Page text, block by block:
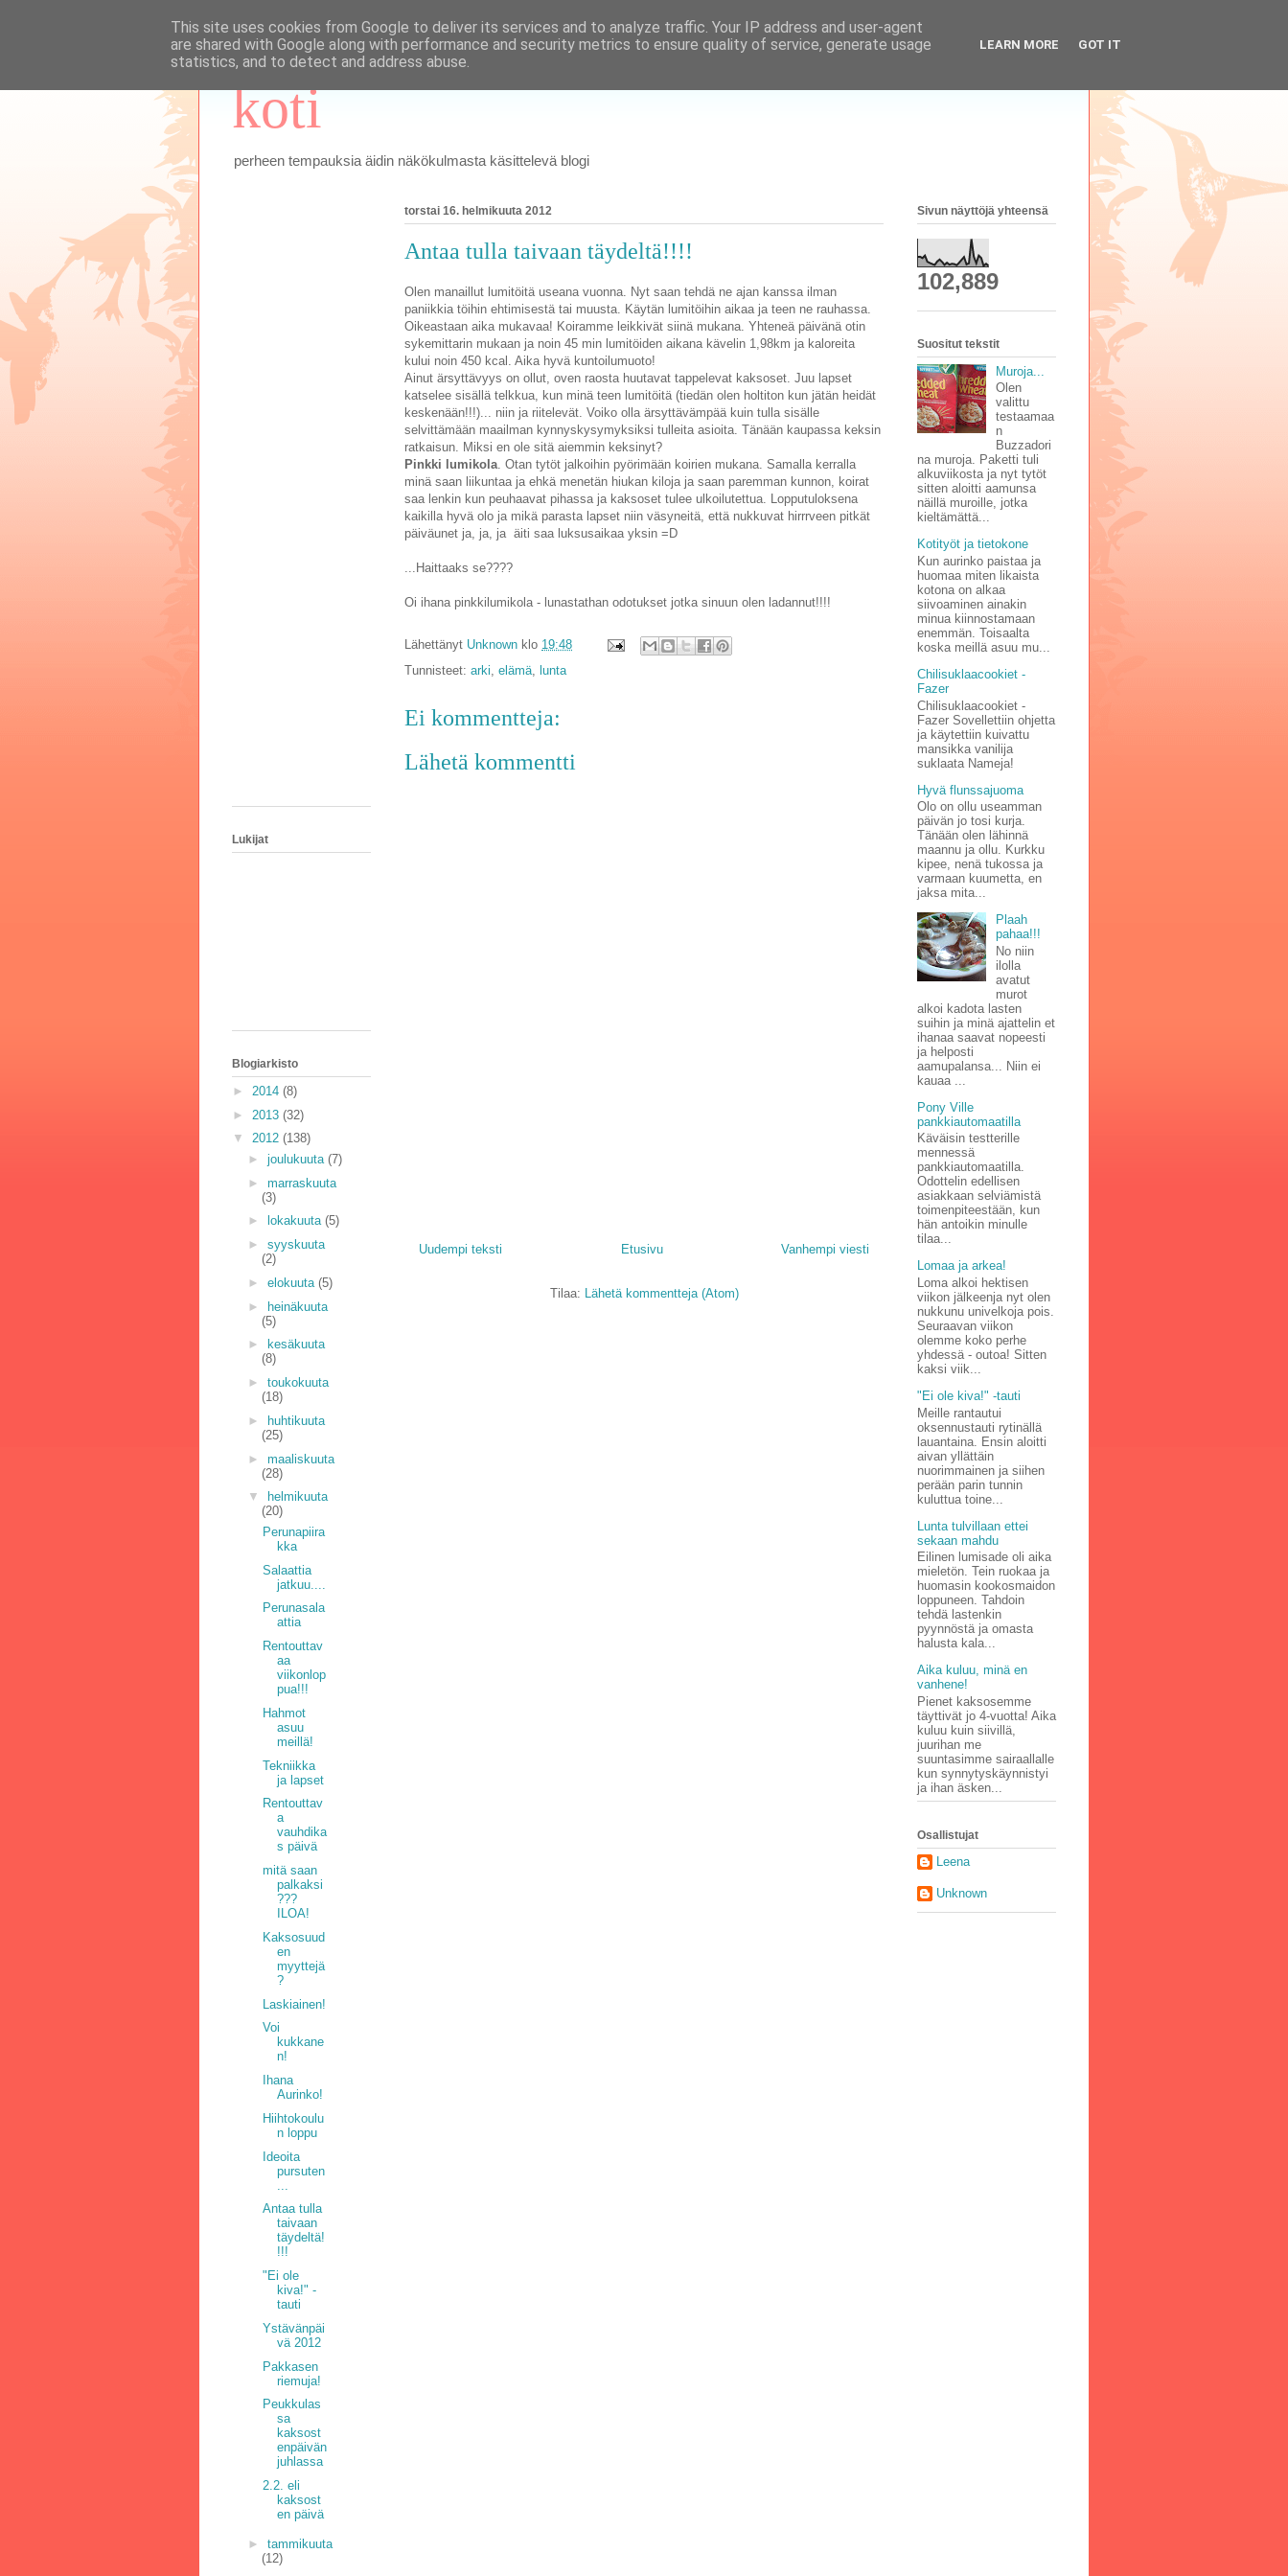
koti
perheen tempauksia äidin näkökulmasta käsittelevä blogi
torstai 16. helmikuuta 2012
Antaa tulla taivaan täydeltä!!!!
Olen manaillut lumitöitä useana vuonna. Nyt saan tehdä ne ajan kanssa ilman
paniikkia töihin ehtimisestä tai muusta. Käytän lumitöihin aikaa ja teen ne rauhassa.
Oikeastaan aika mukavaa! Koiramme leikkivät siinä mukana. Yhteneä päivänä otin
sykemittarin mukaan ja noin 45 min lumitöiden aikana kävelin 1,98km ja kaloreita
kului noin 450 kcal. Aika hyvä kuntoilumuoto!
Ainut ärsyttävyys on ollut, oven raosta huutavat tappelevat kaksoset. Juu lapset
katselee sisällä telkkua, kun minä teen lumitöitä (tiedän olen holtiton kun jätän heidät
keskenään!!!)... niin ja riitelevät. Voiko olla ärsyttävämpää kuin tulla sisälle
selvittämään maailman kynnyskysymyksiksi tulleita asioita. Tänään kaupassa keksin
ratkaisun. Miksi en ole sitä aiemmin keksinyt?
Pinkki lumikola . Otan tytöt jalkoihin pyörimään koirien mukana. Samalla kerralla
minä saan liikuntaa ja ehkä menetän hiukan kiloja ja saan paremman kunnon, koirat
saa lenkin kun peuhaavat pihassa ja kaksoset tulee ulkoilutettua. Lopputuloksena
kaikilla hyvä olo ja mikä parasta lapset niin väsyneitä, että nukkuvat hirrrveen pitkät
päiväunet ja, ja, ja äiti saa luksusaikaa yksin =D
...Haittaaks se????
Oi ihana pinkkilumikola - lunastathan odotukset jotka sinuun olen ladannut!!!!
Lähettänyt Unknown klo 19:48
Tunnisteet: arki elämä lunta
Ei kommentteja:
Lähetä kommentti
Uudempi teksti Vanhempi viesti
Etusivu
Tilaa: Lähetä kommentteja (Atom)
Lukijat
Blogiarkisto
► 2014 (8)
► 2013 (32)
▼ 2012 (138)
► joulukuuta (7)
► marraskuuta
(3)
►
lokakuuta (5)
► syyskuuta
(2)
► elokuuta (5)
► heinäkuuta
(5)
►
kesäkuuta
(8)
► toukokuuta
(18)
►
huhtikuuta
(25)
► maaliskuuta
(28)
▼
helmikuuta
(20)
Perunapiira
kka
Salaattia
jatkuu....
Perunasala
attia
Rentouttav
aa
viikonlop
pua!!!
Hahmot
asuu
meillä!
Tekniikka
ja lapset
Rentouttav
a
vauhdika
s päivä
mitä saan
palkaksi
???
ILOA!
Kaksosuud
en
myyttejä
?
Laskiainen!
Voi
kukkane
n!
Ihana
Aurinko!
Hiihtokoulu
n loppu
Ideoita
pursuten
Antaa tulla
taivaan
täydeltä!
!!!
"Ei ole
kiva!" -
tauti
Ystävänpäi
vä 2012
Pakkasen
riemuja!
Peukkulas
sa
kaksost
enpäivän
juhlassa
2.2. eli
kaksost
en päivä
► tammikuuta
(12)
Sivun näyttöjä yhteensä
102,889
Suositut tekstit
Muroja...
Olen
valittu
testaamaa
n
Buzzadori
na muroja. Paketti tuli
alkuviikosta ja nyt tytöt
sitten aloitti aamunsa
näillä muroille, jotka
kieltämättä...
Kotityöt ja tietokone
Kun aurinko paistaa ja
huomaa miten likaista
kotona on alkaa
siivoaminen ainakin
minua kiinnostamaan
enemmän. Toisaalta
koska meillä asuu mu...
Chilisuklaacookiet -
Fazer
Chilisuklaacookiet -
Fazer Sovellettiin ohjetta
ja käytettiin kuivattu
mansikka vanilija
suklaata Nameja!
Hyvä flunssajuoma
Olo on ollu useamman
päivän jo tosi kurja.
Tänään olen lähinnä
maannu ja ollu. Kurkku
kipee, nenä tukossa ja
varmaan kuumetta, en
jaksa mita...
Plaah
pahaa!!!
No niin
ilolla
avatut
murot
alkoi kadota lasten
suihin ja minä ajattelin et
ihanaa saavat nopeesti
ja helposti
aamupalansa... Niin ei
kauaa ...
Pony Ville
pankkiautomaatilla
Käväisin testterille
mennessä
pankkiautomaatilla.
Odottelin edellisen
asiakkaan selviämistä
toimenpiteestään, kun
hän antoikin minulle
tilaa...
Lomaa ja arkea!
Loma alkoi hektisen
viikon jälkeenja nyt olen
nukkunu univelkoja pois.
Seuraavan viikon
olemme koko perhe
yhdessä - outoa! Sitten
kaksi viik...
"Ei ole kiva!" -tauti
Meille rantautui
oksennustauti rytinällä
lauantaina. Ensin aloitti
aivan yllättäin
nuorimmainen ja siihen
perään parin tunnin
kuluttua toine...
Lunta tulvillaan ettei
sekaan mahdu
Eilinen lumisade oli aika
mieletön. Tein ruokaa ja
huomasin kookosmaidon
loppuneen. Tahdoin
tehdä lastenkin
pyynnöstä ja omasta
halusta kala...
Aika kuluu, minä en
vanhene!
Pienet kaksosemme
täyttivät jo 4-vuotta! Aika
kuluu kuin siivillä,
juurihan me
suuntasimme sairaallalle
kun synnytyskäynnistyi
ja ihan äsken...
Osallistujat
Leena
Unknown
This site uses cookies from Google to deliver its services and to analyze traffic. Your IP address and user-agent
are shared with Google along with performance and security metrics to ensure quality of service, generate usage
statistics, and to detect and address abuse.
LEARN MORE GOT IT